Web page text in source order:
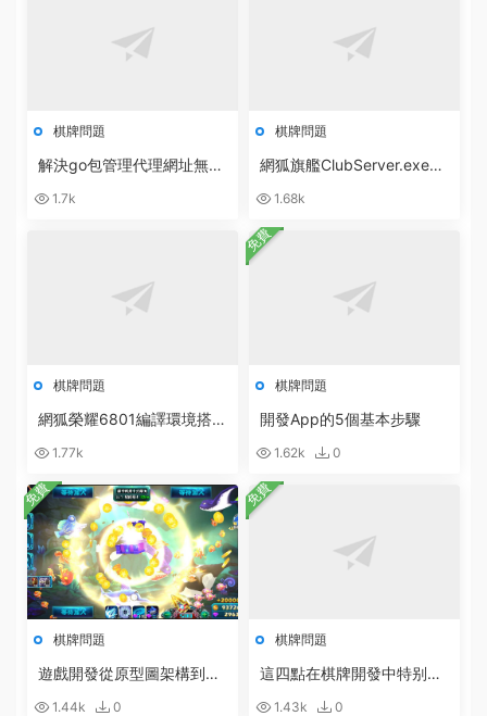
棋牌問題
解決go包管理代理網址無法
m/go/storage@v1.10.0: Ge
1.7k
棋牌問題
網狐旗艦ClubServer.exe數
[ 0x80040e4d ]
1.68k
棋牌問題
網狐榮耀6801編譯環境搭建
1.77k
棋牌問題
開發App的5個基本步驟
1.62k 0
免費
棋牌問題
遊戲開發從原型圖架構到設
1.44k 0
免費
棋牌問題
這四點在棋牌開發中特别重
1.43k 0
免費